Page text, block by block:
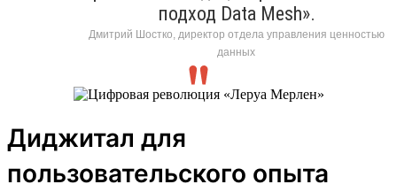
подход Data Mesh».
Дмитрий Шостко, директор отдела управления ценностью
данных
Диджитал для
пользовательского опыта